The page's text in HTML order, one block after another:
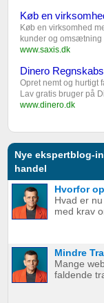
Køb en
Køb en virksomhed
kunder og omsætning
www.saxis.dk
Dinero
Opret nemt og hurtigt
Lav gratis bruger på
www.dinero.dk
Nye ekspertblog-
handel
Hvorfor
Hvad er
med krav
have det.
hopper
vognen.
egentlig?
Mange
faldende
Google.